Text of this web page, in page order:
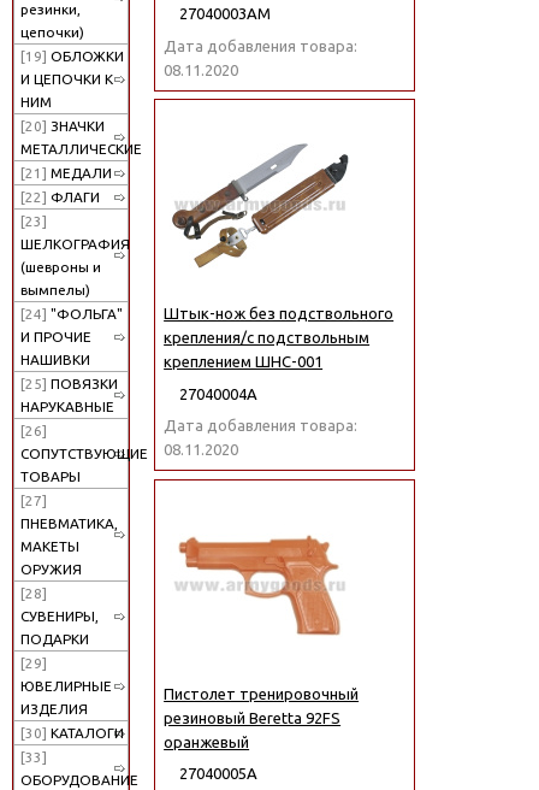
резинки,
цепочки)
[19] ОБЛОЖКИ
И ЦЕПОЧКИ К
НИМ
[20] ЗНАЧКИ
МЕТАЛЛИЧЕСКИЕ
[21] МЕДАЛИ
[22] ФЛАГИ
[23]
ШЕЛКОГРАФИЯ
(шевроны и
вымпелы)
[24] "ФОЛЬГА"
И ПРОЧИЕ
НАШИВКИ
[25] ПОВЯЗКИ
НАРУКАВНЫЕ
[26]
СОПУТСТВУЮЩИЕ
ТОВАРЫ
[27]
ПНЕВМАТИКА,
МАКЕТЫ
ОРУЖИЯ
[28]
СУВЕНИРЫ,
ПОДАРКИ
[29]
ЮВЕЛИРНЫЕ
ИЗДЕЛИЯ
[30] КАТАЛОГИ
[33]
ОБОРУДОВАНИЕ
27040003АМ
Дата добавления товара:
08.11.2020
Штык-нож без подствольного
крепления/с подствольным
креплением ШНС-001
27040004А
Дата добавления товара:
08.11.2020
Пистолет тренировочный
резиновый Beretta 92FS
оранжевый
27040005А